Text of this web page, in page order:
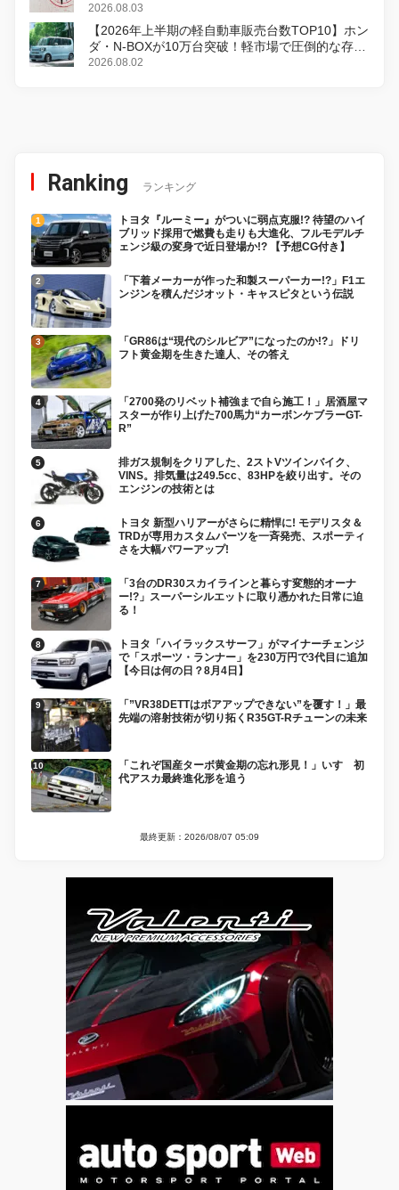
2026.08.03
【2026年上半期の軽自動車販売台数TOP10】ホン
ダ・N-BOXが10万台突破！軽市場で圧倒的な存在
感
2026.08.02
Ranking ランキング
トヨタ『ルーミー』がついに弱点克服!? 待望のハイ
ブリッド採用で燃費も走りも大進化、フルモデルチ
ェンジ級の変身で近日登場か!? 【予想CG付き】
「下着メーカーが作った和製スーパーカー!?」F1エ
ンジンを積んだジオット・キャスピタという伝説
「GR86は“現代のシルビア”になったのか!?」ドリ
フト黄金期を生きた達人、その答え
「2700発のリベット補強まで自ら施工！」居酒屋マ
スターが作り上げた700馬力“カーボンケブラーGT-
R”
排ガス規制をクリアした、2ストVツインバイク、
VINS。排気量は249.5cc、83HPを絞り出す。その
エンジンの技術とは
トヨタ 新型ハリアーがさらに精悍に! モデリスタ＆
TRDが専用カスタムパーツを一斉発売、スポーティ
さを大幅パワーアップ!
「3台のDR30スカイラインと暮らす変態的オーナ
ー!?」スーパーシルエットに取り憑かれた日常に迫
る！
トヨタ「ハイラックスサーフ」がマイナーチェンジ
で「スポーツ・ランナー」を230万円で3代目に追加
【今日は何の日？8月4日】
「”VR38DETTはボアアップできない”を覆す！」最
先端の溶射技術が切り拓くR35GT-Rチューンの未来
「これぞ国産ターボ黄金期の忘れ形見！」いすゞ初
代アスカ最終進化形を追う
最終更新：2026/08/07 05:09